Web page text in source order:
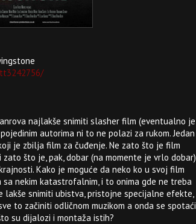
najlakše snimiti slasher film (eventualno je
autorima ni to ne polazi za rukom. Jedan
je zbilja film za čuđenje. Ne zato što je film
što je, pak, dobar (na momente je vrlo dobar)
Kako je moguće da neko ko u svoj film
nekim katastrofalnim, i to onima gde ne treba
lakše snimiti ubistva, pristojne specijalne efekte,
to začiniti odličnom muzikom a onda se spotaći
su dijalozi i montaža istih?